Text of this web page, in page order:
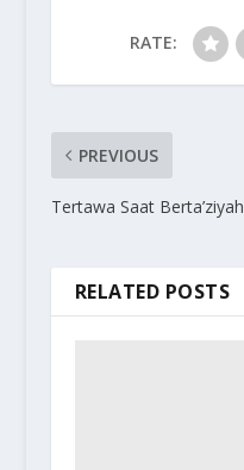
RATE:
PREVIOUS
Tertawa Saat Berta’ziyah
RELATED POSTS